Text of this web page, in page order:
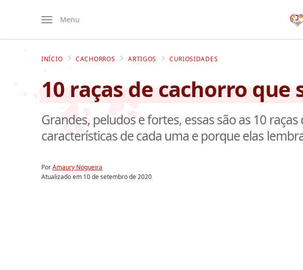
Menu
INÍCIO CACHORROS ARTIGOS CURIOSIDADES
10 raças de cachorro
Grandes, peludos e fortes, essas são as 10
características de cada uma e porque elas
PorAmaury Nogueira
Atualizado em 10 de setembro de 2020